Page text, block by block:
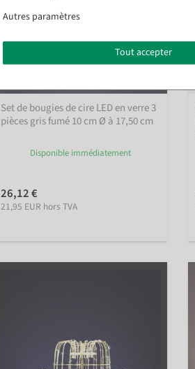
Set de bougies de cire LED en verre 3
pièces gris fumé 10 cm Ø à 17,50 cm
Disponible immédiatement
26,12 €
21,95 EUR hors TVA
Autres paramètres
Tout accepter